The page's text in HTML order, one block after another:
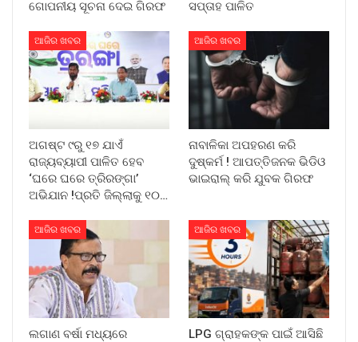
ଗୋପନୀୟ ସୂଚନା ଦେଇ ଗିରଫ
ସପ୍ତାହ ପାଳିତ
ଆଜିର ଖବର
ଅଗଷ୍ଟ ୯ରୁ ୧୭ ଯାଏଁ
ରାଜ୍ୟବ୍ୟାପୀ ପାଳିତ ହେବ
‘ଘରେ ଘରେ ତ୍ରିରଙ୍ଗା’
ଅଭିଯାନ !ପ୍ରତି ଜିଲ୍ଲାକୁ ୧୦…
ଆଜିର ଖବର
ନାବାଳିକା ଅପହରଣ କରି
ଦୁଷ୍କର୍ମ ! ଆପତ୍ତିଜନକ ଭିଡିଓ
ଭାଇରାଲ୍ କରି ଯୁବକ ଗିରଫ
ଆଜିର ଖବର
ଲଗାଣ ବର୍ଷା ମଧ୍ୟରେ
ଆଜିର ଖବର
LPG ଗ୍ରାହକଙ୍କ ପାଇଁ ଆସିଛି